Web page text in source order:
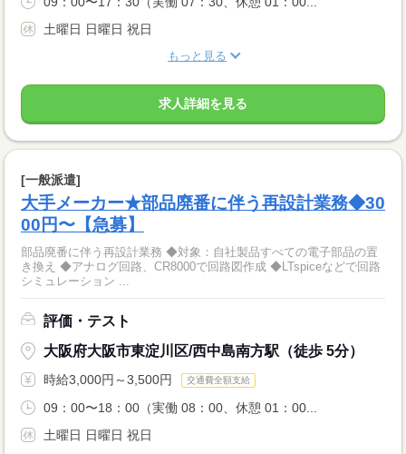
土曜日 日曜日 祝日
もっと見る
求人詳細を見る
[一般派遣]
大手メーカー★部品廃番に伴う再設計業務◆30
00円〜【急募】
部品廃番に伴う再設計業務 ◆対象：自社製品すべての電子部品の置
き換え ◆アナログ回路、CR8000で回路図作成 ◆LTspiceなどで回路
シミュレーション ...
評価・テスト
大阪府大阪市東淀川区/西中島南方駅（徒歩 5分）
時給3,000円～3,500円 交通費全額支給
09：00〜18：00（実働 08：00、休憩 01：00...
土曜日 日曜日 祝日